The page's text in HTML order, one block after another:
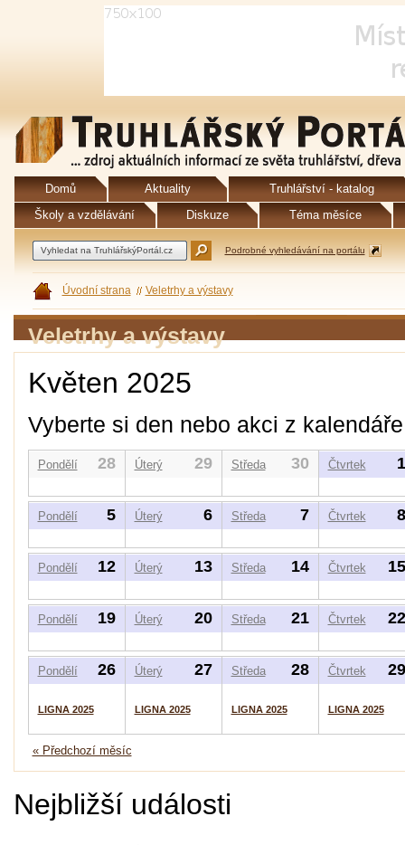
Domů Aktuality
Truhlářství - katalog
Školy a vzdělávání
Diskuze Téma měsíce
Podrobné vyhledávání na portálu
Úvodní strana Veletrhy a výstavy
Veletrhy a výstavy
Květen 2025
Vyberte si den nebo akci z kalendáře
Pondělí 28 Úterý 29 Středa 30 Čtvrtek 1
Pondělí 5 Úterý 6 Středa 7 Čtvrtek 8
Pondělí 12 Úterý 13 Středa 14 Čtvrtek 15
Pondělí 19 Úterý 20 Středa 21 Čtvrtek 22
Pondělí 26
LIGNA 2025
Úterý 27
LIGNA 2025
Středa 28
LIGNA 2025
Čtvrtek 29
LIGNA 2025
« Předchozí měsíc
Nejbližší události